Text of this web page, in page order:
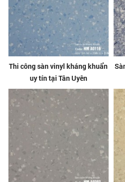
Thi công sàn vinyl kháng khuẩn
uy tín tại Tân Uyên